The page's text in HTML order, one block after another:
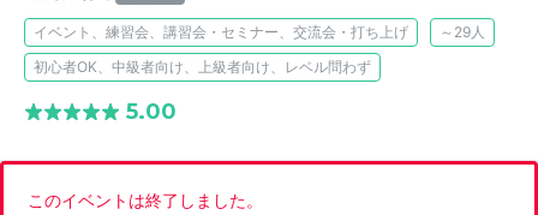
イベント、練習会、講習会・セミナー、交流会・打ち上げ
～29人
初心者OK、中級者向け、上級者向け、レベル問わず
5.00
このイベントは終了しました。